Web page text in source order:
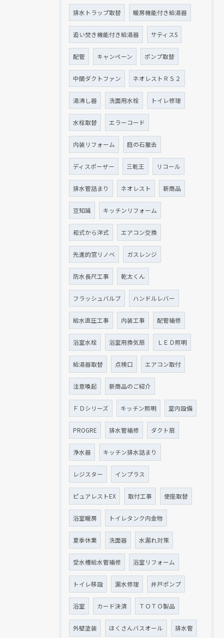
排水トラップ取替 暖房機能付き給湯器
追い焚き機能付き給湯器 サティスS
配管 キャンペーン ポンプ取替
中間ダクトファン ネオレストＲＳ２
湯沸し器 洗面用水栓 トイレ修理
水栓取替 エラーコード
内装リフォーム 庭の石撤去
ディスポーザー 三乾王 リコール
排水管詰まり ネオレスト 新商品
豆知識 キッチンリフォーム
和式から洋式 エアコン交換
先進的窓リノベ ガスレンジ
防水長尺工事 乾太くん
フラッシュバルブ ハンドルレバー
給水直圧工事 内装工事 配管補修
浴室水栓 浴室用換気扇 ＬＥＤ照明
給湯器取替 点検口 エアコン取付
注意喚起 新商品のご紹介
ＦＤシリーズ キッチン照明 室内設備
PROGRE 排水管補修 ダクト扇
浄水器 キッチン排水詰まり
レジスター インプラス
ピュアレストEX 取付工事 便座取替
浴室暖房 トイレタンク内金物
夏季休業 洗面器 水漏れ対策
受水槽給水管補修 浴室リフォーム
トイレ移設 漏水修理 井戸ポンプ
浴室 カード決済 ＴＯＴＯ製品
外壁塗装 ほくさんバスオール 排水管